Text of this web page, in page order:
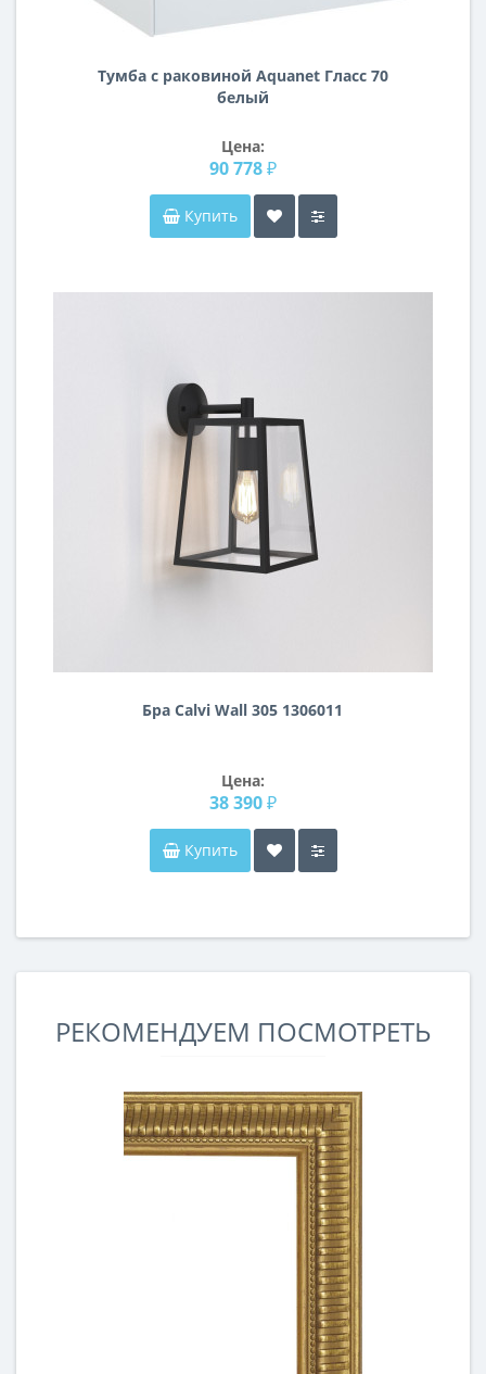
Тумба с раковиной Aquanet Гласс 70
белый
Цена:
90 778 ₽
Купить
Бра Calvi Wall 305 1306011
Цена:
38 390 ₽
Купить
РЕКОМЕНДУЕМ ПОСМОТРЕТЬ